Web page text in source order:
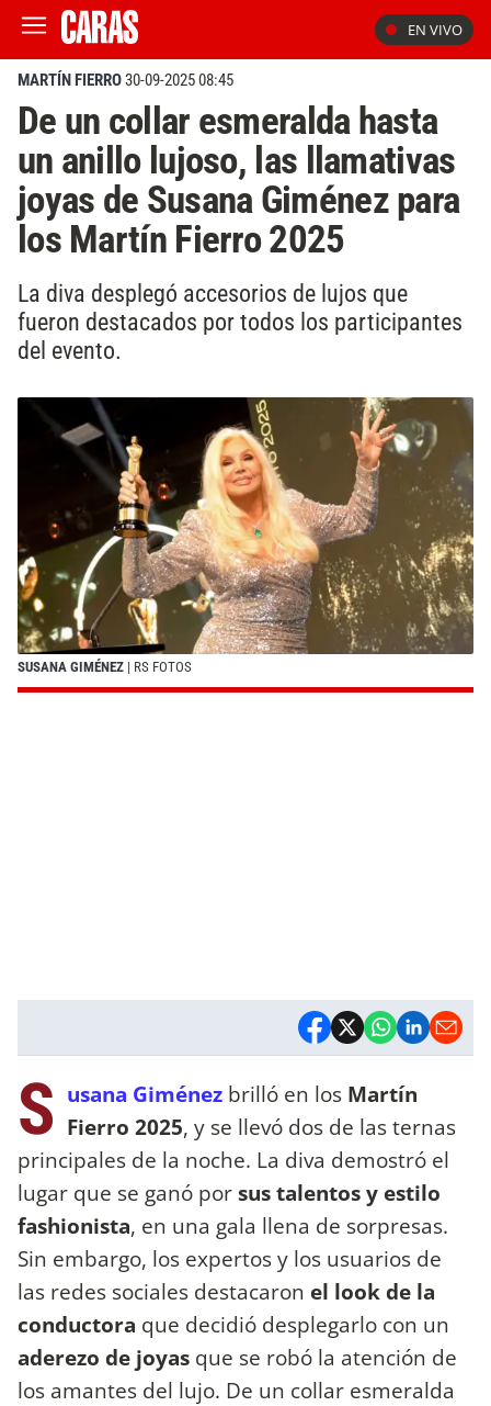
EN VIVO
MARTÍN FIERRO30-09-2025 08:45
De un collar esmeralda hasta
un anillo lujoso, las llamativas
joyas de Susana Giménez para
los Martín Fierro 2025
La diva desplegó accesorios de lujos que
fueron destacados por todos los participantes
del evento.
SUSANA GIMÉNEZ | RS FOTOS
S usana Giménez brilló en los Martín
Fierro 2025, y se llevó dos de las ternas
principales de la noche. La diva demostró el
lugar que se ganó porsus talentos y estilo
fashionista, en una gala llena de sorpresas.
Sin embargo, los expertos y los usuarios de
las redes sociales destacaron el look de la
conductora que decidió desplegarlo con un
aderezo de joyas que se robó la atención de
los amantes del lujo. De un collar esmeralda